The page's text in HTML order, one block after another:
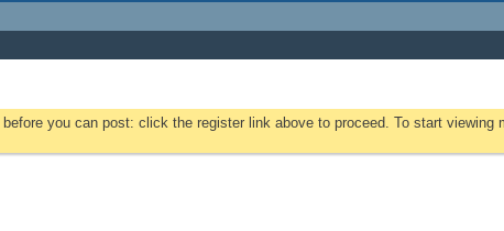
before you can post: click the register link above to proceed. To start